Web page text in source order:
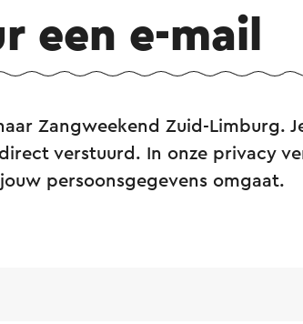
een e-mail
Zangweekend Zuid-Limburg.
verstuurd. In onze privacy
persoonsgegevens omgaat.